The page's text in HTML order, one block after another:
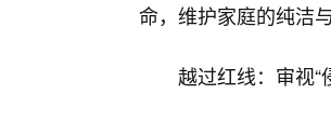
命，维护家庭的纯洁
越过红线：审视